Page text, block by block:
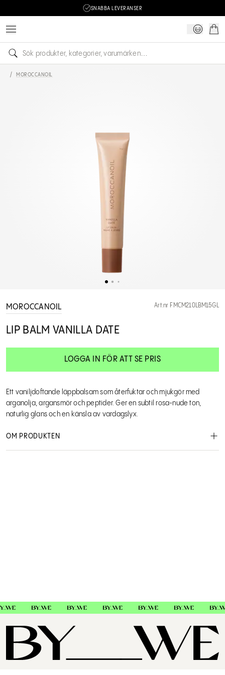
SNABBA LEVERANSER
/ MOROCCANOIL
MOROCCANOIL Art.nr FMCM210LBM15GL
LIP BALM VANILLA DATE
LOGGA IN FÖR ATT SE PRIS
Ett vaniljdoftande läppbalsam som återfuktar och mjukgör med
arganolja, argansmör och peptider. Ger en subtil rosa-nude ton,
naturlig glans och en känsla av vardagslyx.
OM PRODUKTEN